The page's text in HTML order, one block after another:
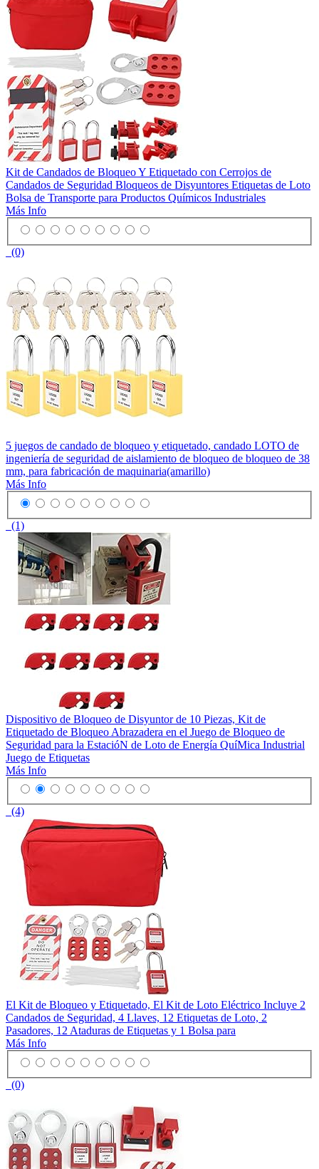
Kit de Candados de Bloqueo Y Etiquetado con Cerrojos de
Candados de Seguridad Bloqueos de Disyuntores Etiquetas de Loto
Bolsa de Transporte para Productos Químicos Industriales
Más Info
(0)
5 juegos de candado de bloqueo y etiquetado, candado LOTO de
ingeniería de seguridad de aislamiento de bloqueo de bloqueo de 38
mm, para fabricación de maquinaria(amarillo)
Más Info
(1)
Dispositivo de Bloqueo de Disyuntor de 10 Piezas, Kit de
Etiquetado de Bloqueo Abrazadera en el Juego de Bloqueo de
Seguridad para la EstacióN de Loto de Energía QuíMica Industrial
Juego de Etiquetas
Más Info
(4)
El Kit de Bloqueo y Etiquetado, El Kit de Loto Eléctrico Incluye 2
Candados de Seguridad, 4 Llaves, 12 Etiquetas de Loto, 2
Pasadores, 12 Ataduras de Etiquetas y 1 Bolsa para
Más Info
(0)